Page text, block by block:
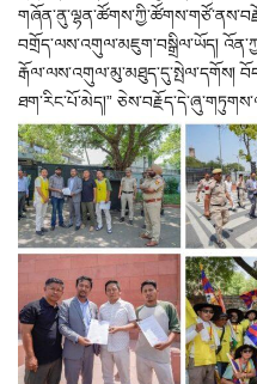
བགྲོད་ལས་འགུལ་མཇུག་བསྒྲིལ་ཡོད།
རྒོལ་ལས་འགུལ་མུ་མཐུད་དུ་སྤེལ་དགོས།
ཐག་རིང་པོ་མེད།”